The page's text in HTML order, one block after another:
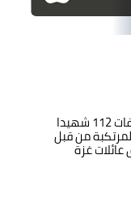
العفو الدولية: انتشال رفات 112 شهيدا
من قبل
غزة